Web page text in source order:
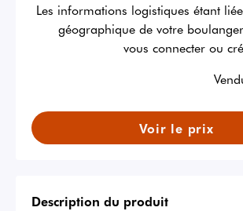
Les informations logistiques étant
géographique de votre
vous connecter ou
Voir le prix
Description du produit